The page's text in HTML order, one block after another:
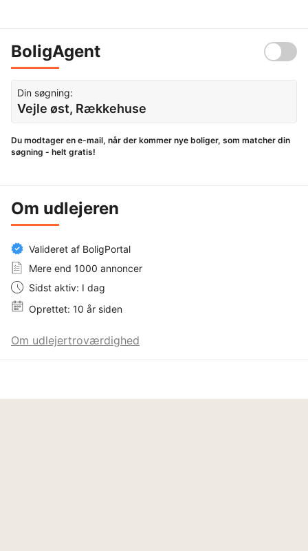
BoligAgent
Din søgning:
Vejle øst, Rækkehuse
Du modtager en e-mail, når der kommer nye boliger, som matcher din
søgning - helt gratis!
Om udlejeren
Valideret af BoligPortal
Mere end 1000 annoncer
Sidst aktiv: I dag
Oprettet: 10 år siden
Om udlejertroværdighed